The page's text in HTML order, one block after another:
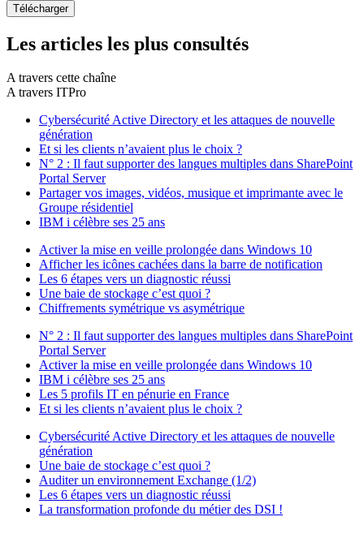
Les articles les plus consultés
A travers cette chaîne
A travers ITPro
Cybersécurité Active Directory et les attaques de nouvelle
génération
Et si les clients n’avaient plus le choix ?
N° 2 : Il faut supporter des langues multiples dans SharePoint
Portal Server
Partager vos images, vidéos, musique et imprimante avec le
Groupe résidentiel
IBM i célèbre ses 25 ans
Activer la mise en veille prolongée dans Windows 10
Afficher les icônes cachées dans la barre de notification
Les 6 étapes vers un diagnostic réussi
Une baie de stockage c’est quoi ?
Chiffrements symétrique vs asymétrique
N° 2 : Il faut supporter des langues multiples dans SharePoint
Portal Server
Activer la mise en veille prolongée dans Windows 10
IBM i célèbre ses 25 ans
Les 5 profils IT en pénurie en France
Et si les clients n’avaient plus le choix ?
Cybersécurité Active Directory et les attaques de nouvelle
génération
Une baie de stockage c’est quoi ?
Auditer un environnement Exchange (1/2)
Les 6 étapes vers un diagnostic réussi
La transformation profonde du métier des DSI !